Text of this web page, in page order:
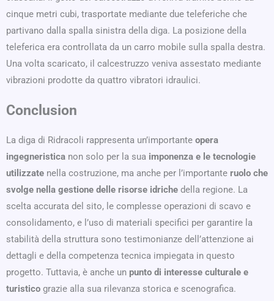
cinque metri cubi, trasportate mediante due teleferiche che
partivano dalla spalla sinistra della diga. La posizione della
teleferica era controllata da un carro mobile sulla spalla destra.
Una volta scaricato, il calcestruzzo veniva assestato mediante
vibrazioni prodotte da quattro vibratori idraulici.
Conclusion
La diga di Ridracoli rappresenta un’importante opera
ingegneristica non solo per la sua imponenza e le tecnologie
utilizzate nella costruzione, ma anche per l’importante ruolo che
svolge nella gestione delle risorse idriche della regione. La
scelta accurata del sito, le complesse operazioni di scavo e
consolidamento, e l’uso di materiali specifici per garantire la
stabilità della struttura sono testimonianze dell’attenzione ai
dettagli e della competenza tecnica impiegata in questo
progetto. Tuttavia, è anche un punto di interesse culturale e
turistico grazie alla sua rilevanza storica e scenografica.